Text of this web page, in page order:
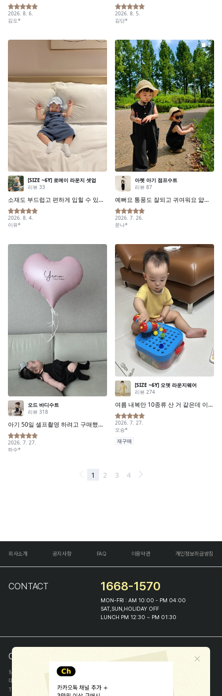
회사소개 공지사항 FAQ 이용약관 개인정보취급방침
CONTACT 1668-1570
MON-FRI : AM 10:00 - PM 04:00
SAT,SUN,HOLIDAY OFF
LUNCH PM 12:30 ~ PM 01:30
COMPANY INFO
상호
(주)해피프린스
대표
TEL
1668-1570